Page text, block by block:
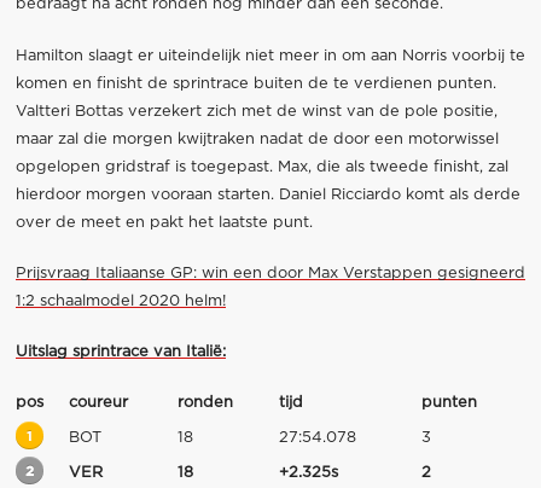
bedraagt na acht ronden nog minder dan een seconde.
Hamilton slaagt er uiteindelijk niet meer in om aan Norris voorbij te
komen en finisht de sprintrace buiten de te verdienen punten.
Valtteri Bottas verzekert zich met de winst van de pole positie,
maar zal die morgen kwijtraken nadat de door een motorwissel
opgelopen gridstraf is toegepast. Max, die als tweede finisht, zal
hierdoor morgen vooraan starten. Daniel Ricciardo komt als derde
over de meet en pakt het laatste punt.
Prijsvraag Italiaanse GP: win een door Max Verstappen gesigneerd
1:2 schaalmodel 2020 helm!
Uitslag sprintrace van Italië:
pos coureur ronden tijd punten
1 BOT 18 27:54.078 3
2 VER 18 +2.325s 2